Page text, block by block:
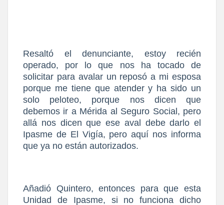
Resaltó el denunciante, estoy recién
operado, por lo que nos ha tocado de
solicitar para avalar un reposó a mi esposa
porque me tiene que atender y ha sido un
solo peloteo, porque nos dicen que
debemos ir a Mérida al Seguro Social, pero
allá nos dicen que ese aval debe darlo el
Ipasme de El Vigía, pero aquí nos informa
que ya no están autorizados.
Añadió Quintero, entonces para que esta
Unidad de Ipasme, si no funciona dicho